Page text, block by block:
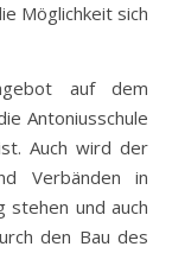
Möglichkeit sich
auf dem
Antoniusschule
Auch wird der
Verbänden in
stehen und auch
den Bau des